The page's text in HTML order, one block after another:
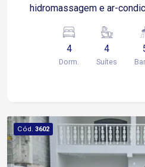
hidromassagem e ar-
Dependência de
armário Sala ampla para 3
Lavabo Escritório Área
ideal para quem busca
Possui diversos quartos,
perfeitamente famílias
4
Dorm.
4
Suítes
Cód. 3602